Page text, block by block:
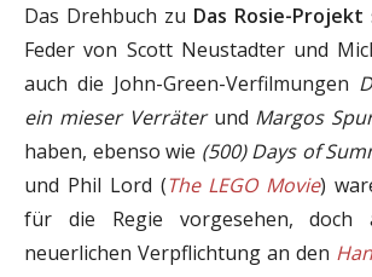
Das Drehbuch zu Das Rosie-Projekt
Feder von Scott Neustadter und
auch die John-Green-Verfilmungen
ein mieser Verräterund Margos
haben, ebenso wie (500) Days of
und Phil Lord (The LEGO Movie)
für die Regie vorgesehen, doch
neuerlichen Verpflichtung an den